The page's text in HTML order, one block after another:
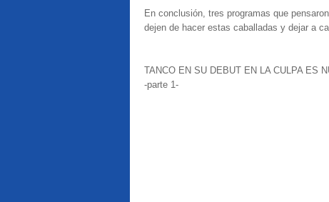
En conclusión, tres programas que
dejen de hacer estas caballadas y dejar a
TANCO EN SU DEBUT EN LA CULPA ES
-parte 1-